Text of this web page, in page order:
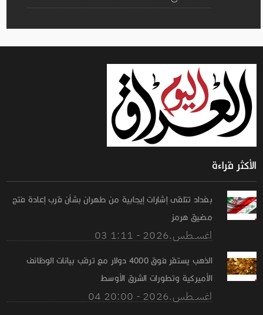
الأكثر قراءة
بغداد تتلقى إشارات إيجابية من طهران بشأن قرب إعادة فتح
مضيق هرمز
03 اغســطس.2026 - 1:11
الذهب يستقر فوق 4000 دولار مع ترقب بيانات الوظائف
الأميركية وتطورات الشرق الأوسط
04 اغســطس.2026 - 20:00